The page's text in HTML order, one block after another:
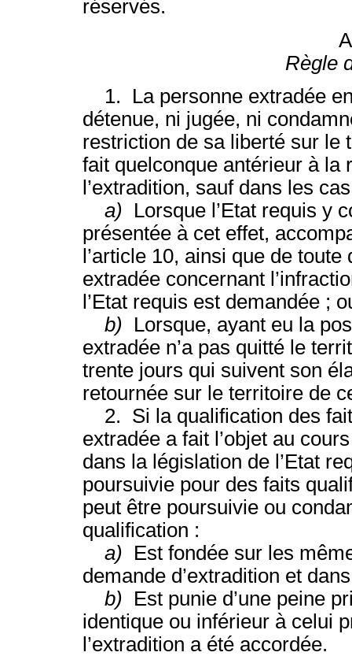
réservés.
Règle
1. La personne extradée
détenue, ni jugée, ni
restriction de sa liberté sur le
fait quelconque antérieur à la
l’extradition, sauf dans les
a) Lorsque l’Etat requis y
présentée à cet effet,
l’article 10, ainsi que de
extradée concernant
l’Etat requis est demandée ;
b) Lorsque, ayant eu la
extradée n’a pas quitté le
trente jours qui suivent son
retournée sur le territoire de
2. Si la qualification des
extradée a fait l’objet au
dans la législation de l’Etat
poursuivie pour des faits
peut être poursuivie ou
qualification :
a) Est fondée sur les
demande d’extradition et
b) Est punie d’une peine
identique ou inférieur à celui
l’extradition a été accordée.